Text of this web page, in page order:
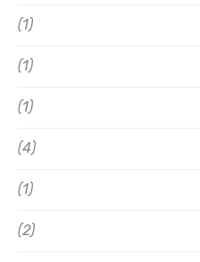
(1)
(1)
(1)
(4)
(1)
(2)